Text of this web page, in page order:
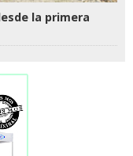
la primera